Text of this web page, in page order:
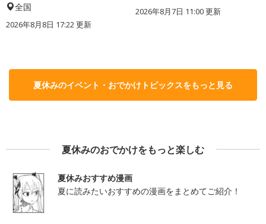
全国
2026年8月8日 17:22更新
2026年8月7日 11:00更新
夏休みのイベント・おでかけトピックスをもっと見る
夏休みのおでかけをもっと楽しむ
夏休みおすすめ漫画
夏に読みたいおすすめの漫画をまとめてご紹介！